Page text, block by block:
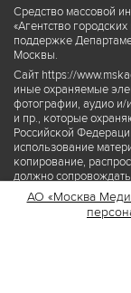
Средство массовой
«Агентство
поддержке
Москвы.
Сайт https://
иные охраняемые
фотографии, аудио
и пр., которые
Российской
использование
копирование,
должно
правообладателя ©
www.mskagency.ru
материалов сайта
АО «Москва